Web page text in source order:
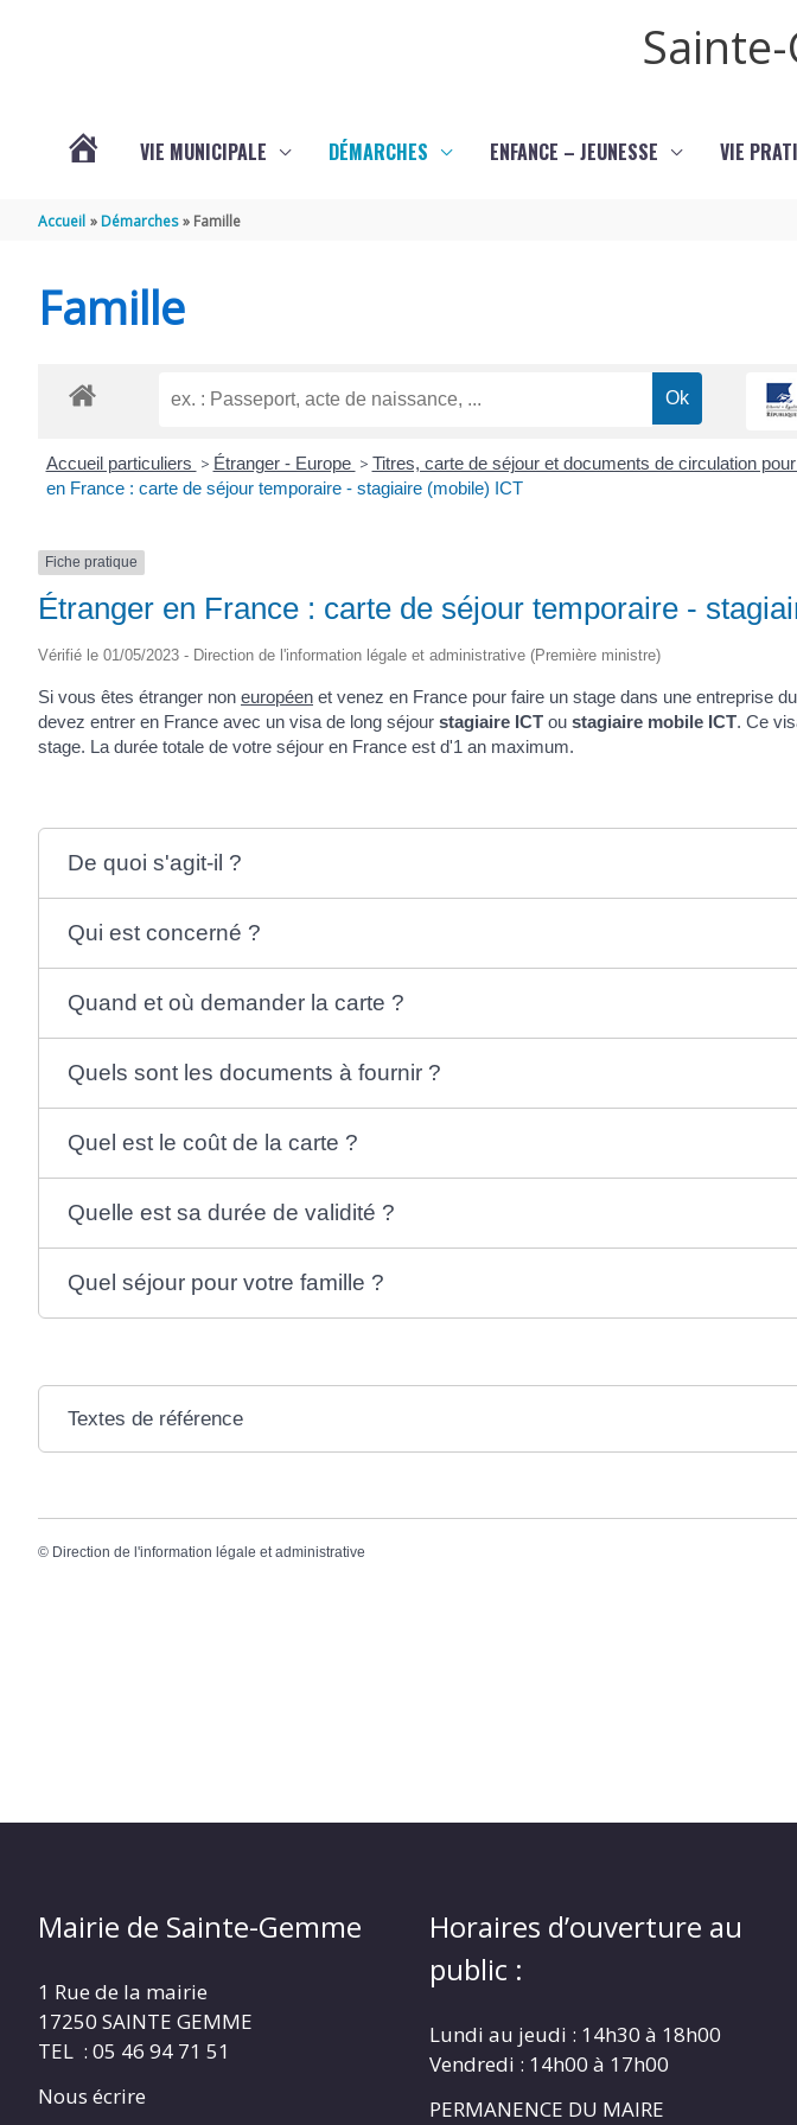
GEMME
VIE MUNICIPALE DÉMARCHES ENFANCE – JEUNESSE VIE
Accueil Démarches Famille
Famille
Accueil particuliers > Étranger - Europe > Titres, carte de séjour et documents de circulation
en France : carte de séjour temporaire - stagiaire (mobile) ICT
Fiche pratique
Étranger en France : carte de séjour temporaire -
Vérifié le 01/05/2023 - Direction de l'information légale et administrative (Première ministre)
Si vous êtes étranger non européen et venez en France pour faire un stage dans une entreprise
devez entrer en France avec un visa de long séjour stagiaire ICT ou stagiaire mobile ICT. Ce
stage. La durée totale de votre séjour en France est d'1 an maximum.
De quoi s'agit-il ?
Qui est concerné ?
Quand et où demander la carte ?
Quels sont les documents à fournir ?
Quel est le coût de la carte ?
Quelle est sa durée de validité ?
Quel séjour pour votre famille ?
Textes de référence
© Direction de l'information légale et administrative
Mairie de Sainte-Gemme
1 Rue de la mairie
17250 SAINTE GEMME
TEL : 05 46 94 71 51
Nous écrire
Horaires d’ouverture au
public :
Lundi au jeudi : 14h30 à 18h00
Vendredi : 14h00 à 17h00
PERMANENCE DU MAIRE